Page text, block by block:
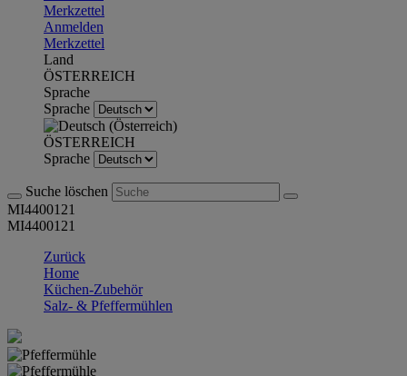
Merkzettel
Anmelden
Merkzettel
Land
ÖSTERREICH
Sprache
Sprache
ÖSTERREICH
Sprache
Suche löschen
MI4400121
MI4400121
Zurück
Home
Küchen-Zubehör
Salz- & Pfeffermühlen